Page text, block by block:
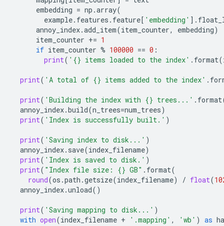
embedding = np .array(
example. features . feature[ 'embedding' ] .
annoy_index.add_item(item_counter, embedding)
item_counter += 1
if item_counter % 100000 == 0 :
print( ' {} items loaded to the index' . format(
print( 'A total of {} items added to the index' .
print( 'Building the index with {} trees...' . format
annoy_index.build(n_trees=num_trees)
print( 'Index is successfully built.' )
print( 'Saving index to disk...' )
annoy_index. save(index_filename)
print( 'Index is saved to disk.' )
print( "Index file size: {} GB" . format(
round(os .path .getsize(index_filename) / float(
annoy_index.unload()
print( 'Saving mapping to disk...' )
with open(index_filename + '.mapping' , 'wb' ) as